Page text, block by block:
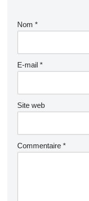
Nom *
E-mail *
Site web
Commentaire *